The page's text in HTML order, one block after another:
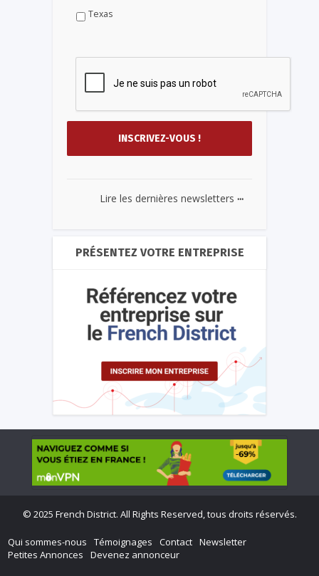
Texas
Lire les dernières newsletters ...
PRÉSENTEZ VOTRE ENTREPRISE
© 2025 French District. All Rights Reserved, tous droits réservés.
Qui sommes-nous Témoignages Contact Newsletter
Petites Annonces
Devenez annonceur